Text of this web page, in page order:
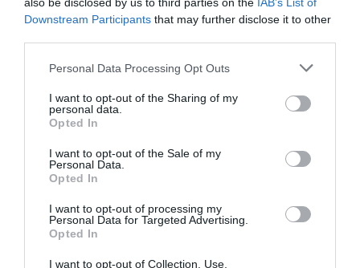
Downstream Participants that may further disclose it to other
Personal Data Processing Opt Outs
I want to opt-out of the Sharing of my
personal data.
Opted In
I want to opt-out of the Sale of my
Personal Data.
Opted In
I want to opt-out of processing my
Personal Data for Targeted Advertising.
Opted In
I want to opt-out of Collection, Use,
«Φτιάξτε» ψυχολογία
Η επίδραση των σκέψεων και των συναισθημάτων στον αγώνα